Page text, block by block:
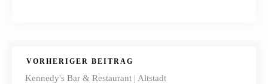
VORHERIGER BEITRAG
Kennedy's Bar & Restaurant | Altstadt